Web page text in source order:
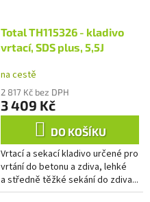
Total TH115326 - kladivo
vrtací, SDS plus, 5,5J
na cestě
2 817 Kč bez DPH
3 409 Kč
DO KOŠÍKU
Vrtací a sekací kladivo určené pro
vrtání do betonu a zdiva, lehké
a středně těžké sekání do zdiva...